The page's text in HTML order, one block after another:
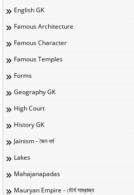
English GK
Famous Architecture
Famous Character
Famous Temples
Forms
Geography GK
High Court
History GK
Jainism - জৈন ধর্ম
Lakes
Mahajanapadas
Mauryan Empire - মৌর্য সাম্রাজ্য